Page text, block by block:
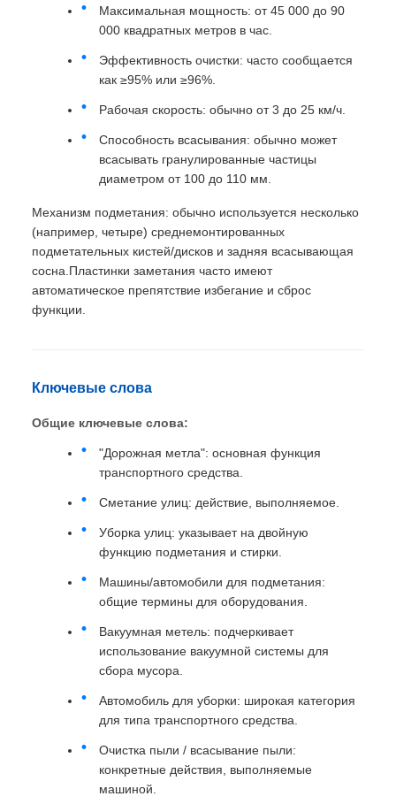
Максимальная мощность: от 45 000 до 90
000 квадратных метров в час.
Эффективность очистки: часто сообщается
как ≥95% или ≥96%.
Рабочая скорость: обычно от 3 до 25 км/ч.
Способность всасывания: обычно может
всасывать гранулированные частицы
диаметром от 100 до 110 мм.
Механизм подметания: обычно используется несколько
(например, четыре) среднемонтированных
подметательных кистей/дисков и задняя всасывающая
сосна.Пластинки заметания часто имеют
автоматическое препятствие избегание и сброс
функции.
Ключевые слова
Общие ключевые слова:
"Дорожная метла": основная функция
транспортного средства.
Сметание улиц: действие, выполняемое.
Уборка улиц: указывает на двойную
функцию подметания и стирки.
Машины/автомобили для подметания:
общие термины для оборудования.
Вакуумная метель: подчеркивает
использование вакуумной системы для
сбора мусора.
Автомобиль для уборки: широкая категория
для типа транспортного средства.
Очистка пыли / всасывание пыли:
конкретные действия, выполняемые
машиной.